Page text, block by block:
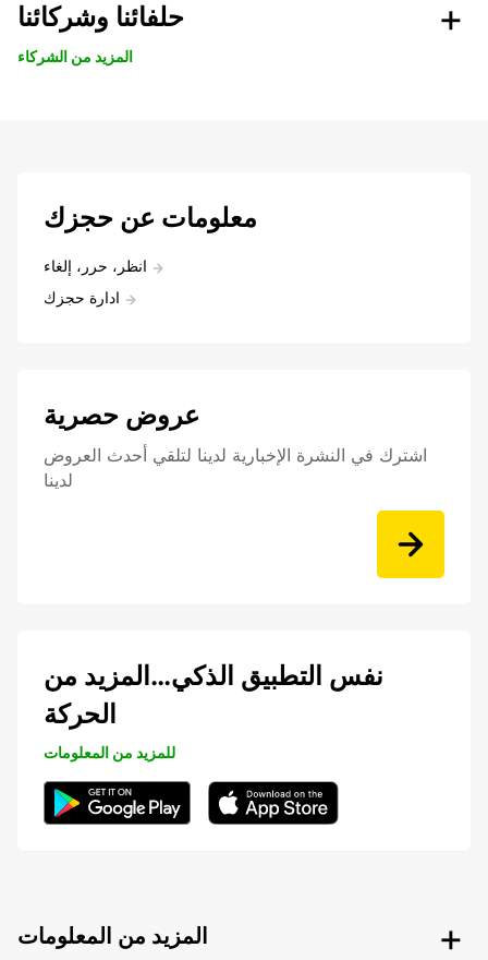
حلفائنا وشركائنا
المزيد من الشركاء
معلومات عن حجزك
انظر، حرر، إلغاء
ادارة حجزك
عروض حصرية
اشترك في النشرة الإخبارية لدينا لتلقي أحدث العروض
لدينا
نفس التطبيق الذكي…المزيد من
الحركة
للمزيد من المعلومات
المزيد من المعلومات